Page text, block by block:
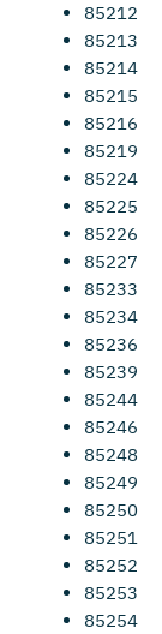
85212
85213
85214
85215
85216
85219
85224
85225
85226
85227
85233
85234
85236
85239
85244
85246
85248
85249
85250
85251
85252
85253
85254